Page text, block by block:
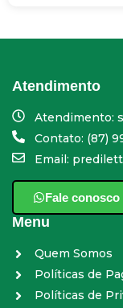
Atendimento
Atendimento:
Contato: (87)
Email:
Fale
Menu
Quem Somos
Políticas de
Políticas de